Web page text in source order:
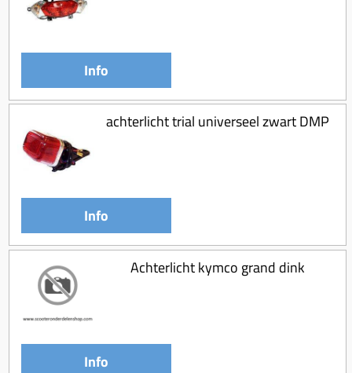
Koppeling compleet
Ketting / tandwiel
Koeling (delen)
Overbrenging
Info
achterlicht trial universeel zwart DMP
Info
Achterlicht kymco grand dink
Info